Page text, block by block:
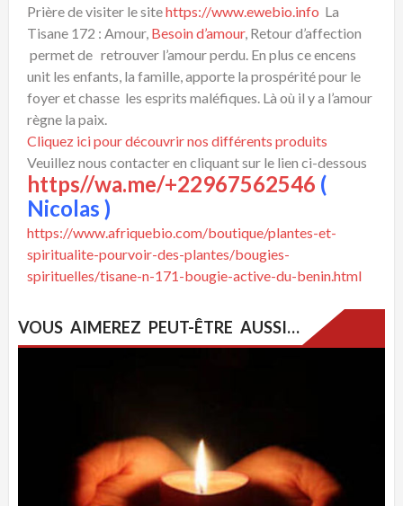
Prière de visiter le sitehttps://www.ewebio.info La
Tisane 172 : Amour, Besoin d’amour, Retour d’affection
permet de retrouver l’amour perdu. En plus ce encens
unit les enfants, la famille, apporte la prospérité pour le
foyer et chasse les esprits maléfiques. Là où il y a l’amour
règne la paix.
Cliquez ici pour découvrir nos différents produits
Veuillez nous contacter en cliquant sur le lien ci-dessous
https//wa.me/+22967562546 (
Nicolas )
https://www.afriquebio.com/boutique/plantes-et-
spiritualite-pourvoir-des-plantes/bougies-
spirituelles/tisane-n-171-bougie-active-du-benin.html
VOUS AIMEREZ PEUT-ÊTRE AUSSI…